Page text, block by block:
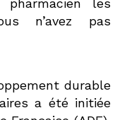
n’avez pas
durable
a été initiée